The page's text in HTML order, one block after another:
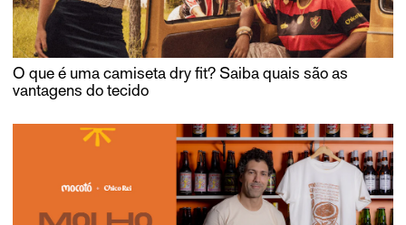
O que é uma camiseta dry fit? Saiba quais são as
vantagens do tecido